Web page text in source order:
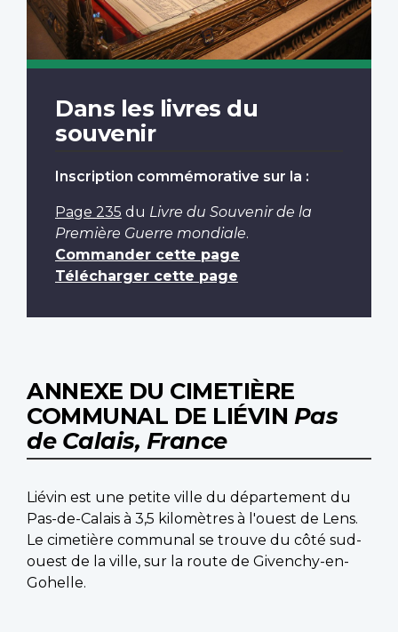
Dans les livres du
souvenir
Inscription commémorative sur la :
Page 235 du Livre du Souvenir de la
Première Guerre mondiale.
Commander cette page
Télécharger cette page
ANNEXE DU CIMETIÈRE
COMMUNAL DE LIÉVIN Pas
de Calais, France
Liévin est une petite ville du département du
Pas-de-Calais à 3,5 kilomètres à l'ouest de Lens.
Le cimetière communal se trouve du côté sud-
ouest de la ville, sur la route de Givenchy-en-
Gohelle.